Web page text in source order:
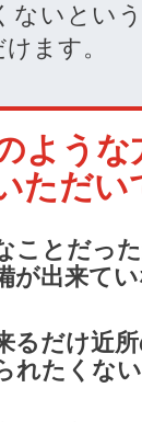
ないとい
ます。
ような
ただい
ことだっ
が出来てい
るだけ近
れたくない